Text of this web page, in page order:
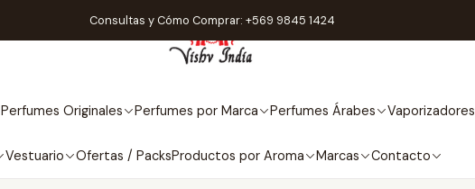
Perfumes Originales Perfumes por Marca Perfumes Árabes Vaporizadores
Vestuario Ofertas / PacksProductos por Aroma Marcas Contacto
Consultas y Cómo Comprar: +569 9845 1424